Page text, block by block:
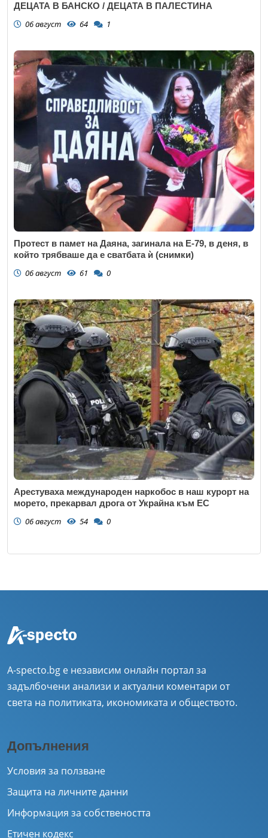
ДЕЦАТА В БАНСКО / ДЕЦАТА В ПАЛЕСТИНА
06 август 64 1
Протест в памет на Даяна, загинала на Е-79, в деня, в
който трябваше да е сватбата ѝ (снимки)
06 август 61 0
Арестуваха международен наркобос в наш курорт на
морето, прекарвал дрога от Украйна към ЕС
06 август 54 0
A-specto.bg е независим онлайн портал за
задълбочени анализи и актуални коментари от
света на политиката, икономиката и обществото.
Допълнения
Условия за ползване
Защита на личните данни
Информация за собствеността
Етичен кодекс